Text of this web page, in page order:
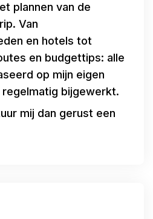
plannen van de
Van
en hotels tot
en budgettips: alle
op mijn eigen
bijgewerkt.
mij dan gerust een